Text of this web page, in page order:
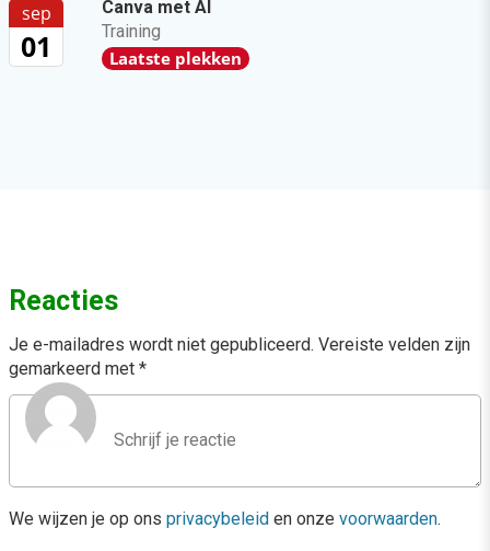
sep
01
Canva met AI
Training
Laatste plekken
Reacties
Je e-mailadres wordt niet gepubliceerd. Vereiste velden zijn
gemarkeerd met *
We wijzen je op ons privacybeleid en onze voorwaarden.